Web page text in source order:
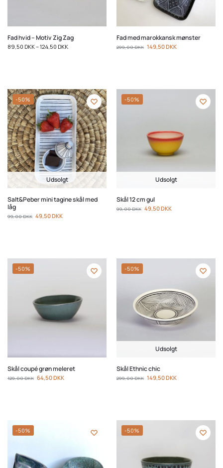
Fad hvid – Motiv Zig Zag
89,50 DKK–124,50 DKK
Fad med marokkansk mønster
299,00DKK 149,50DKK
-50%
Udsolgt
Salt&Peber mini tagine skål med
låg
99,00DKK 49,50DKK
-50%
Udsolgt
Skål 12 cm gul
99,00DKK 49,50DKK
-50%
Skål coupé grøn meleret
129,00DKK 64,50DKK
-50%
Udsolgt
Skål Ethnic chic
299,00DKK 149,50DKK
-50% -50%